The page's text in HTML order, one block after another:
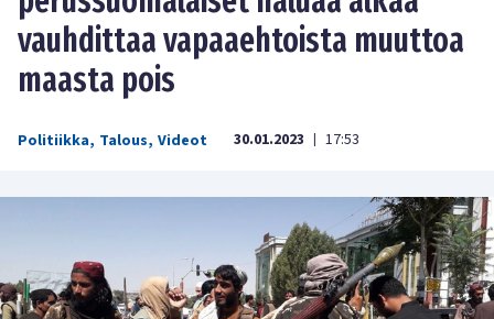
vauhdittaa vapaaehtoista muuttoa
maasta pois
Politiikka, Talous, Videot 30.01.2023 | 17:53